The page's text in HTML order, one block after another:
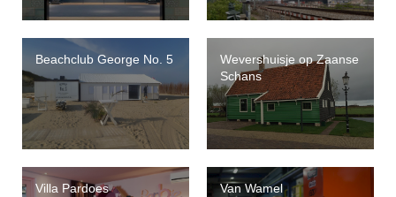
Beachclub George No. 5
Wevershuisje op Zaanse
Schans
Villa Pardoes
Van Wamel